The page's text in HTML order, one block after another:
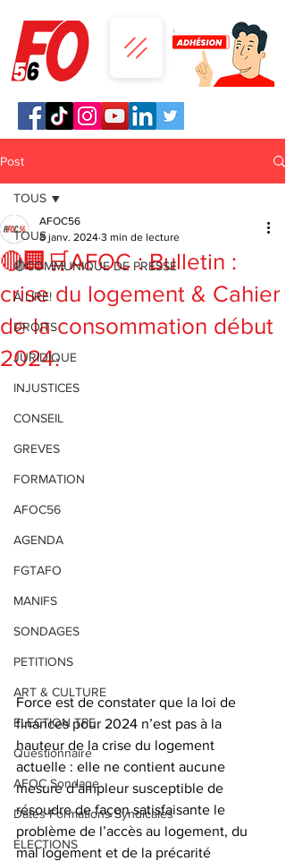
Post
TOUS
🔴COMMUNIQUE DE PRESSE
A LIRE!
DROITS
JURIDIQUE
INJUSTICES
CONSEIL
GREVES
FORMATION
AFOC56
AGENDA
FGTAFO
MANIFS
SONDAGES
PETITIONS
ART & CULTURE
ELECTION TPE
Questionnaire
AFOC Sondage
Dates Formations Syndicales
ELECTIONS
TOUS
🔴🏢🛒AFOC : Bulletin :
crise du logement & Cahier
de la consommation début
2024.
AFOC56
8 janv. 2024 3 min de lecture
Force est de constater que la loi de
finances pour 2024 n’est pas à la
hauteur de la crise du logement
actuelle : elle ne contient aucune
mesure d’ampleur susceptible de
résoudre de façon satisfaisante le
problème de l’accès au logement, du
mal logement et de la précarité